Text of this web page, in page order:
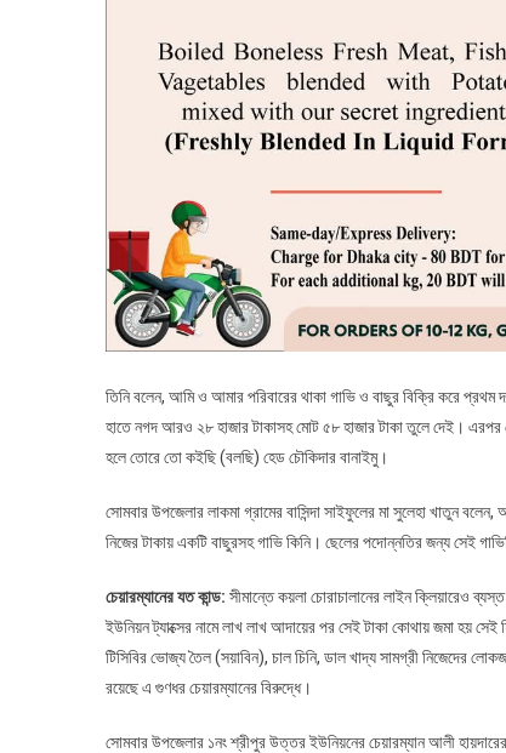
তিনি বলেন, আমি ও আমার পরিবারের থাকা গাভি ও বাছুর বিক্রি করে প্রথম
হাতে নগদ আরও ২৮ হাজার টাকাসহ মোট ৫৮ হাজার টাকা তুলে দেই। এরপর
হলে তোরে তো কইছি (বলছি) হেড চৌকিদার বানাইমু।
সোমবার উপজেলার লাকমা গ্রামের বাসিন্দা সাইফুলের মা সুলেহা খাতুন
নিজের টাকায় একটি বাছুরসহ গাভি কিনি। ছেলের পদোন্নতির জন্য সেই
চেয়ারম্যানের যত কান্ড: সীমান্তে কয়লা চোরাচালানের লাইন ক্লিয়ারেও ব্যস্ত
ইউনিয়ন ট্যাক্সের নামে লাখ লাখ আদায়ের পর সেই টাকা কোথায় জমা হয় সেই
টিসিবির ভোজ্য তৈল (সয়াবিন), চাল চিনি, ডাল খাদ্য সামগ্রী নিজেদের
রয়েছে এ গুণধর চেয়ারম্যানের বিরুদ্ধে।
সোমবার উপজেলার ১নং শ্রীপুর উত্তর ইউনিয়নের চেয়ারম্যান আলী